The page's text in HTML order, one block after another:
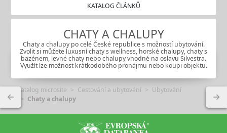
KATALOG ČLÁNKŮ
CHATY A CHALUPY
Chaty a chalupy po celé České republice s možností ubytování.
Zvolit si můžete luxusní chaty s wellness, horské chalupy, chaty s
bazénem, levné chaty nebo chalupy vhodné na oslavu Silvestra.
Využít lze možnost krátkodobého pronájmu nebo koupi objektu.
Katalog microsite Cestování a ubytování
Ubytování
Chaty a chalupy